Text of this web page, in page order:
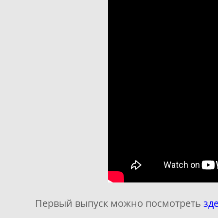
Первый выпуск можно посмотреть